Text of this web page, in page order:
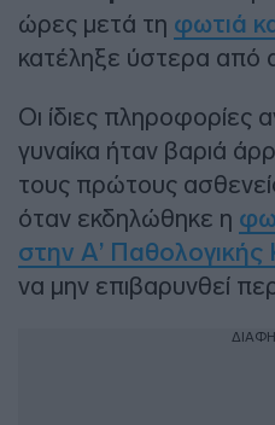
ώρες μετά τη φωτιά
κατέληξε ύστερα από
Οι ίδιες πληροφορίες
γυναίκα ήταν βαριά
τους πρώτους
όταν εκδηλώθηκε η
στην Α’ Παθολογικής
να μην επιβαρυνθεί